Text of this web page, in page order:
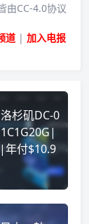
由CC-4.0协议
道 | 加入电报
杉矶DC-0
年付$10.9